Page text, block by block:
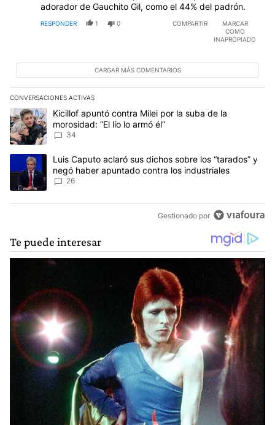
adorador de Gauchito Gil, como el 44% del padrón.
RESPONDER 1 0 COMPARTIR
MARCAR
COMO
INAPROPIADO
CARGAR MÁS COMENTARIOS
CONVERSACIONES ACTIVAS
Este listado muestra los artículos con más comentarios en los
Un artículo de tendencia con el título "Kicillof apuntó contra Milei
Kicillof apuntó contra Milei por la suba de la
morosidad: “El lío lo armó él”
34
Un artículo de tendencia con el título "Luis Caputo aclaró sus
Luis Caputo aclaró sus dichos sobre los “tarados” y
negó haber apuntado contra los industriales
26
Gestionado por